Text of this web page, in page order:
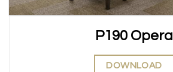
P190 Opera
DOWNLOAD